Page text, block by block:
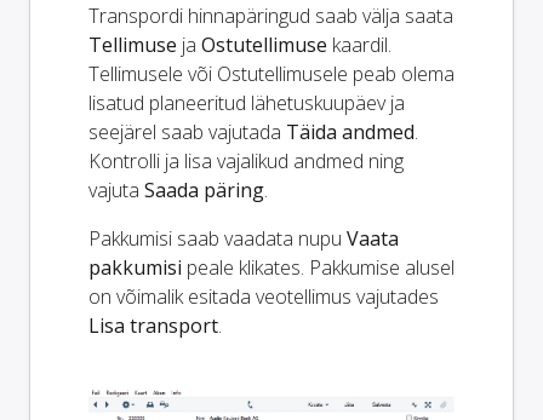
Transpordi hinnapäringud saab välja saata
Tellimuse ja Ostutellimuse kaardil.
Tellimusele või Ostutellimusele peab olema
lisatud planeeritud lähetuskuupäev ja
seejärel saab vajutada Täida andmed.
Kontrolli ja lisa vajalikud andmed ning
vajuta Saada päring.
Pakkumisi saab vaadata nupu Vaata
pakkumisi peale klikates. Pakkumise alusel
on võimalik esitada veotellimus vajutades
Lisa transport.